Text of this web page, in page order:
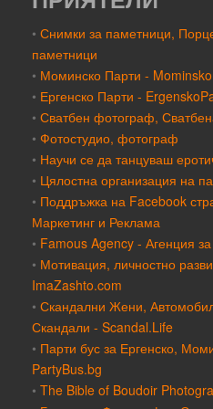
• Снимки за паметници,
паметници
• Моминско Парти -
• Ергенско Парти -
• Сватбен фотограф,
• Фотостудио, фотограф
• Научи се да танцуваш
• Цялостна организация на
• Поддръжка на Facebook
Маркетинг и Реклама
• Famous Agency - Агенция за
• Мотивация, личностно
ImaZashto.com
• Скандални Жени,
Скандали - Scandal.Life
• Парти бус за Ергенско,
PartyBus.bg
• The Bible of Boudoir